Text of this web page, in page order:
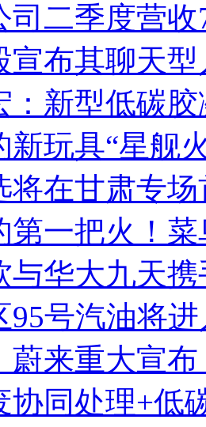
司二季度营
宣布其聊天
：新型低碳
新玩具“星舰
将在甘肃专
第一把火！
与华大九天
95号汽油将进
蔚来重大宣
协同处理+低